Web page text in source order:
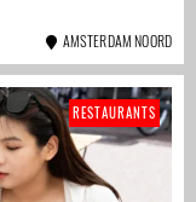
AMSTERDAM NOORD
RESTAURANTS